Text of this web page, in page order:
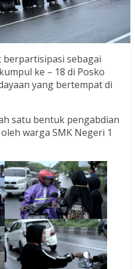
sebagai
ke – 18 di Posko
yang bertempat di
satu bentuk pengabdian
warga SMK Negeri 1